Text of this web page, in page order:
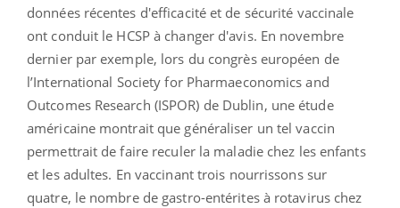
données récentes d'efficacité et de sécurité vaccinale
ont conduit le HCSP à changer d'avis. En novembre
dernier par exemple, lors du congrès européen de
l’International Society for Pharmaeconomics and
Outcomes Research (ISPOR) de Dublin, une étude
américaine montrait que généraliser un tel vaccin
permettrait de faire reculer la maladie chez les enfants
et les adultes. En vaccinant trois nourrissons sur
quatre, le nombre de gastro-entérites à rotavirus chez